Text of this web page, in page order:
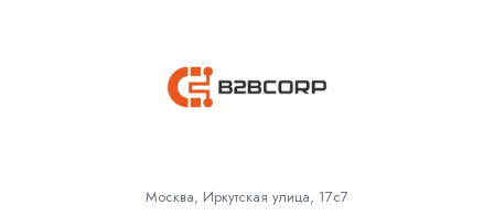
Москва, Иркутская улица, 17с7